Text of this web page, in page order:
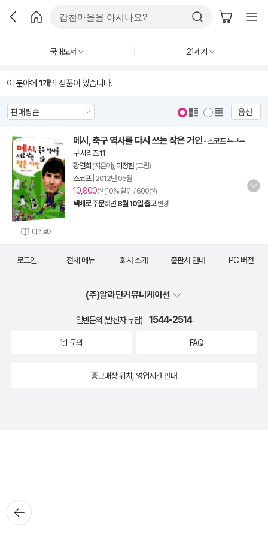
국내도서 21세기
이 분야에 1개의 상품이 있습니다.
옵션
미리보기
메시, 축구 역사를 다시 쓰는 작은 거인-스코프 누구누
구 시리즈 11
황연희 (지은이), 이정헌 (그림)
스코프| 2012년 05월
10,800원 (10% 할인 / 600원)
택배로 주문하면 8월 10일 출고 변경
뒤로가
기
로그인 전체 메뉴 회사 소개 출판사 안내 PC 버전
(주)알라딘커뮤니케이션
일반문의 (발신자 부담) 1544-2514
1:1 문의 FAQ
중고매장 위치, 영업시간 안내